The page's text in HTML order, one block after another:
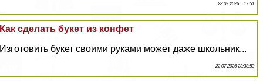
23 07 2026 5:17:51
Как сделать букет из конфет
Изготовить букет своими руками может даже школьник...
22 07 2026 23:33:53